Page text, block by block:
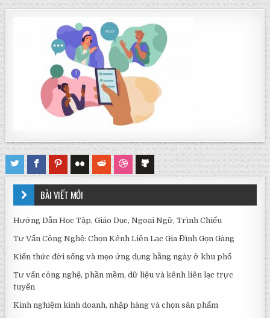
BÀI VIẾT MỚI
Hướng Dẫn Học Tập, Giáo Dục, Ngoại Ngữ, Trình Chiếu
Tư Vấn Công Nghệ: Chọn Kênh Liên Lạc Gia Đình Gọn Gàng
Kiến thức đời sống và mẹo ứng dụng hằng ngày ở khu phố
Tư vấn công nghệ, phần mềm, dữ liệu và kênh liên lạc trực
tuyến
Kinh nghiệm kinh doanh, nhập hàng và chọn sản phẩm